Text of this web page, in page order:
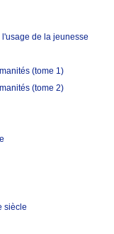
de la jeunesse
(tome 1)
(tome 2)
siècle